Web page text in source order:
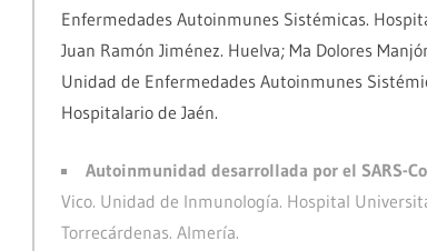
Enfermedades Autoinmunes Sistémicas.
Juan Ramón Jiménez. Huelva; Ma Dolores
Unidad de Enfermedades Autoinmunes
Hospitalario de Jaén.
Autoinmunidad desarrollada por el SARS-
Vico. Unidad de Inmunología. Hospital
Torrecárdenas. Almería.